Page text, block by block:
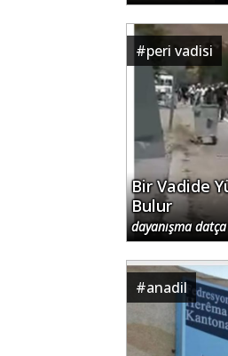
#peri vadisi
Bir Vadide
Bulur
dayanışma datça
#anadil